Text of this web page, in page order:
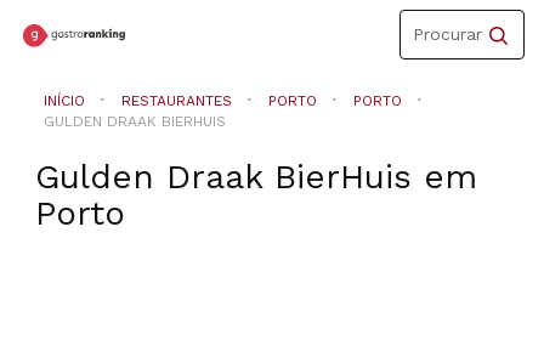
Toggle
navigation
Procurar
INÍCIO RESTAURANTES PORTO
PORTO
GULDEN DRAAK BIERHUIS
Gulden Draak BierHuis em
Porto